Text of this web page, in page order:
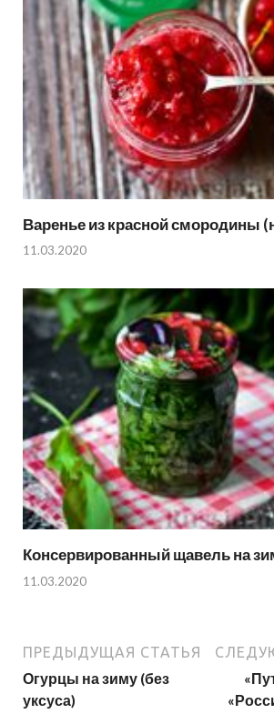
Варенье из красной смородины
11.03.2020
Консервированный щавель на
11.03.2020
ПРЕДЫДУЩАЯ СТАТЬЯ
Огурцы на зиму (без
уксуса)